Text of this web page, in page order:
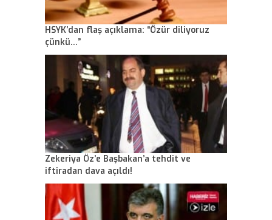
HSYK’dan flaş açıklama: “Özür diliyoruz
çünkü…”
Zekeriya Öz’e Başbakan’a tehdit ve
iftiradan dava açıldı!